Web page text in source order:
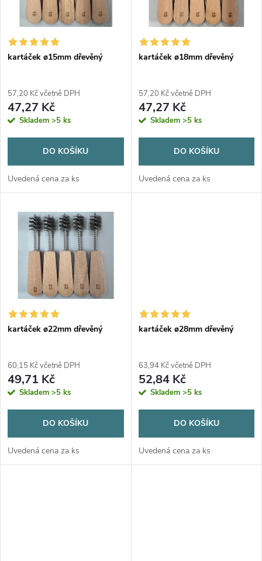
í
p
r
o
u
k
s
r
o
d
u
kartáček ø15mm dřevěný
57,20 Kč včetně DPH
47,27 Kč
Skladem >5 ks
DO KOŠÍKU
Uvedená cena za ks
kartáček ø18mm dřevěný
57,20 Kč včetně DPH
47,27 Kč
Skladem >5 ks
DO KOŠÍKU
Uvedená cena za ks
kartáček ø22mm dřevěný
60,15 Kč včetně DPH
49,71 Kč
Skladem >5 ks
DO KOŠÍKU
Uvedená cena za ks
kartáček ø28mm dřevěný
63,94 Kč včetně DPH
52,84 Kč
Skladem >5 ks
DO KOŠÍKU
Uvedená cena za ks